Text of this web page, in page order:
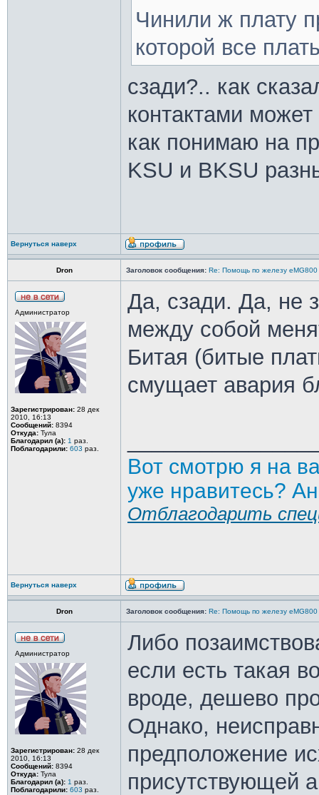
Чинили ж плату
которой все
сзади?.. как
контактами
как понимаю на
KSU и BKSU
Вернуться наверх
Dron Заголовок сообщения: Re: Помощь по железу eMG800
Администратор
Зарегистрирован: 28 дек
2010, 16:13
Сообщений: 8394
Откуда: Тула
Благодарил (а): 1 раз.
Поблагодарили: 603 раз.
Да, сзади. Да, не
между собой
Битая (битые
смущает авария
Вот смотрю я на
уже нравитесь?
Отблагодарить
Вернуться наверх
Dron Заголовок сообщения: Re: Помощь по железу eMG800
Администратор
Зарегистрирован: 28 дек
2010, 16:13
Сообщений: 8394
Откуда: Тула
Благодарил (а): 1 раз.
Поблагодарили: 603 раз.
Либо
если есть такая
вроде, дешево
Однако,
предположение
присутствующей